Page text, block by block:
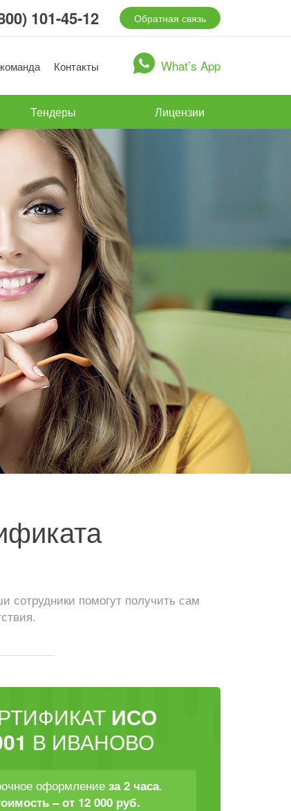
101-45-12 Обратная связь
Контакты What’s App
Тендеры Лицензии
помогут получить сам
ИСО
В ИВАНОВО
оформление за 2 часа.
– от 12 000 руб.